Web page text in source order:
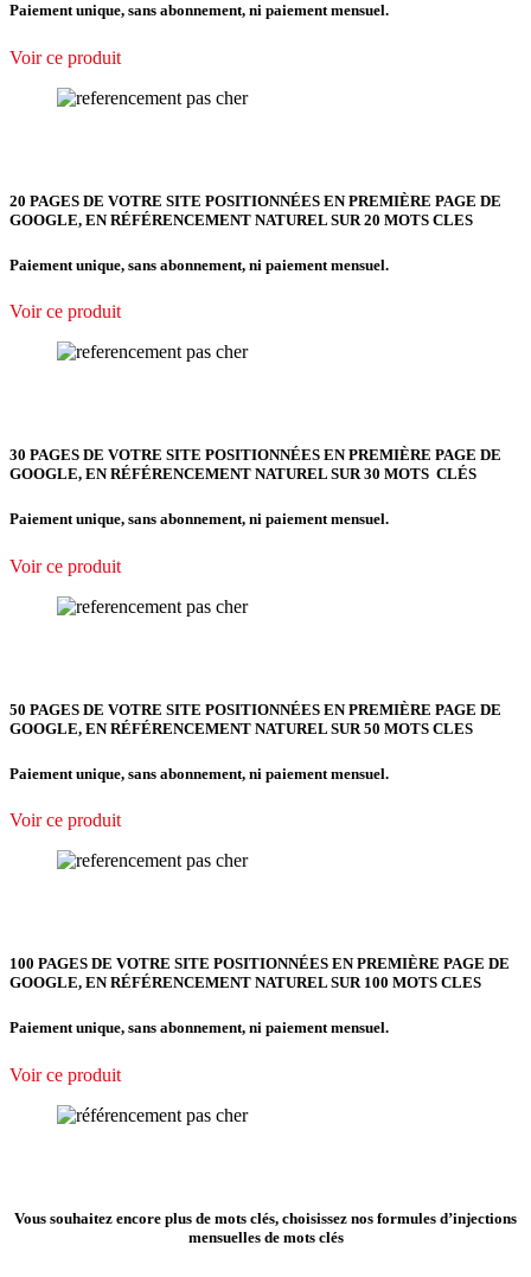
Paiement unique, sans abonnement, ni paiement mensuel.
Voir ce produit
20 PAGES DE VOTRE SITE POSITIONNÉES EN PREMIÈRE PAGE DE
GOOGLE, EN RÉFÉRENCEMENT NATUREL SUR 20 MOTS CLES
Paiement unique, sans abonnement, ni paiement mensuel.
Voir ce produit
30 PAGES DE VOTRE SITE POSITIONNÉES EN PREMIÈRE PAGE DE
GOOGLE, EN RÉFÉRENCEMENT NATUREL SUR 30 MOTS CLÉS
Paiement unique, sans abonnement, ni paiement mensuel.
Voir ce produit
50 PAGES DE VOTRE SITE POSITIONNÉES EN PREMIÈRE PAGE DE
GOOGLE, EN RÉFÉRENCEMENT NATUREL SUR 50 MOTS CLES
Paiement unique, sans abonnement, ni paiement mensuel.
Voir ce produit
100 PAGES DE VOTRE SITE POSITIONNÉES EN PREMIÈRE PAGE DE
GOOGLE, EN RÉFÉRENCEMENT NATUREL SUR 100 MOTS CLES
Paiement unique, sans abonnement, ni paiement mensuel.
Voir ce produit
Vous souhaitez encore plus de mots clés, choisissez nos formules d’injections
mensuelles de mots clés